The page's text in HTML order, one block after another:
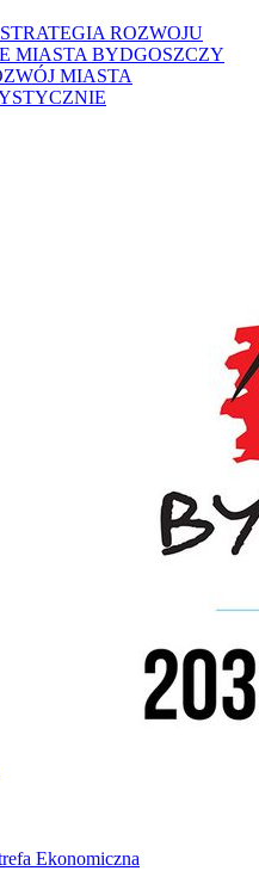
ROZWOJU
MIASTA BYDGOSZCZY
MIASTA
Ekonomiczna